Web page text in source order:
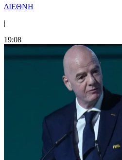
ΔΙΕΘΝΗ
|
19:08